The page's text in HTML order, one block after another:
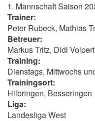
1. Mannschaft Saison
Trainer:
Peter Rubeck, Mathias
Betreuer:
Markus Tritz, Didi
Training:
Dienstags, Mittwochs
Trainingsort:
Hilbringen, Besseringen
Liga:
Landesliga West